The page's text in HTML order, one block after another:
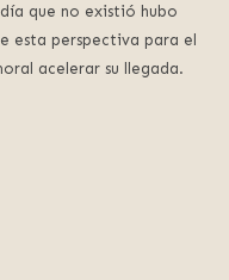
que no existió hubo
esta perspectiva para el
acelerar su llegada.